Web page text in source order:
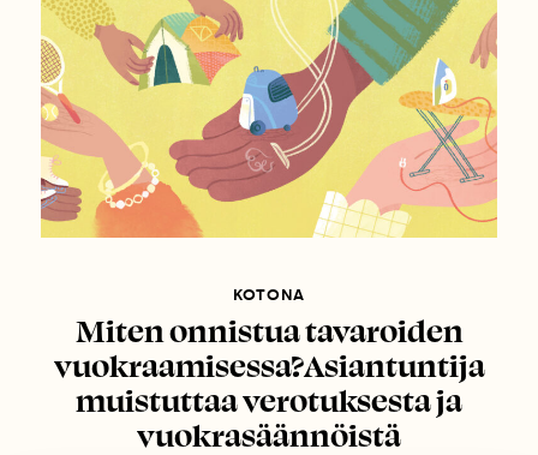
KOTONA
Miten onnistua tavaroiden
vuokraamisessa?Asiantuntija
muistuttaa verotuksesta ja
vuokrasäännöistä